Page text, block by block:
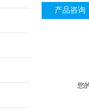
产品咨询
您